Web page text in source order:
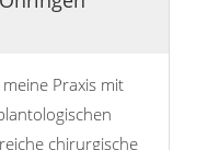
Praxis mit
chirurgische